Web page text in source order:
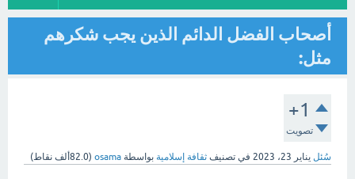
أصحاب الفضل الدائم الذين يجب شكرهم
مثل:
+1
تصويت
سُئل يناير 23، 2023 في تصنيف ثقافة إسلامية بواسطة osama
(82.0ألف نقاط)